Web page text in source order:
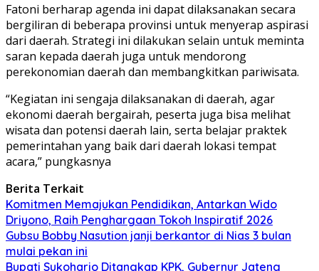
Fatoni berharap agenda ini dapat dilaksanakan secara
bergiliran di beberapa provinsi untuk menyerap aspirasi
dari daerah. Strategi ini dilakukan selain untuk meminta
saran kepada daerah juga untuk mendorong
perekonomian daerah dan membangkitkan pariwisata.
“Kegiatan ini sengaja dilaksanakan di daerah, agar
ekonomi daerah bergairah, peserta juga bisa melihat
wisata dan potensi daerah lain, serta belajar praktek
pemerintahan yang baik dari daerah lokasi tempat
acara,” pungkasnya
Berita Terkait
Komitmen Memajukan Pendidikan, Antarkan Wido
Driyono, Raih Penghargaan Tokoh Inspiratif 2026
Gubsu Bobby Nasution janji berkantor di Nias 3 bulan
mulai pekan ini
Bupati Sukoharjo Ditangkap KPK, Gubernur Jateng